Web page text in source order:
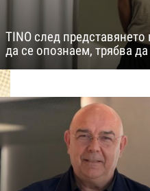
TINO след
да се опознаем, трябва